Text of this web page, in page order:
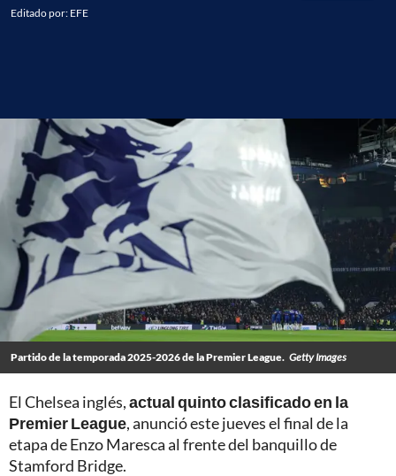
Editado por: EFE
Partido de la temporada 2025-2026 de la Premier League. Getty Images
El Chelsea inglés,actual quinto clasificado en la
Premier League, anunció este jueves el final de la
etapa de Enzo Maresca al frente del banquillo de
Stamford Bridge.